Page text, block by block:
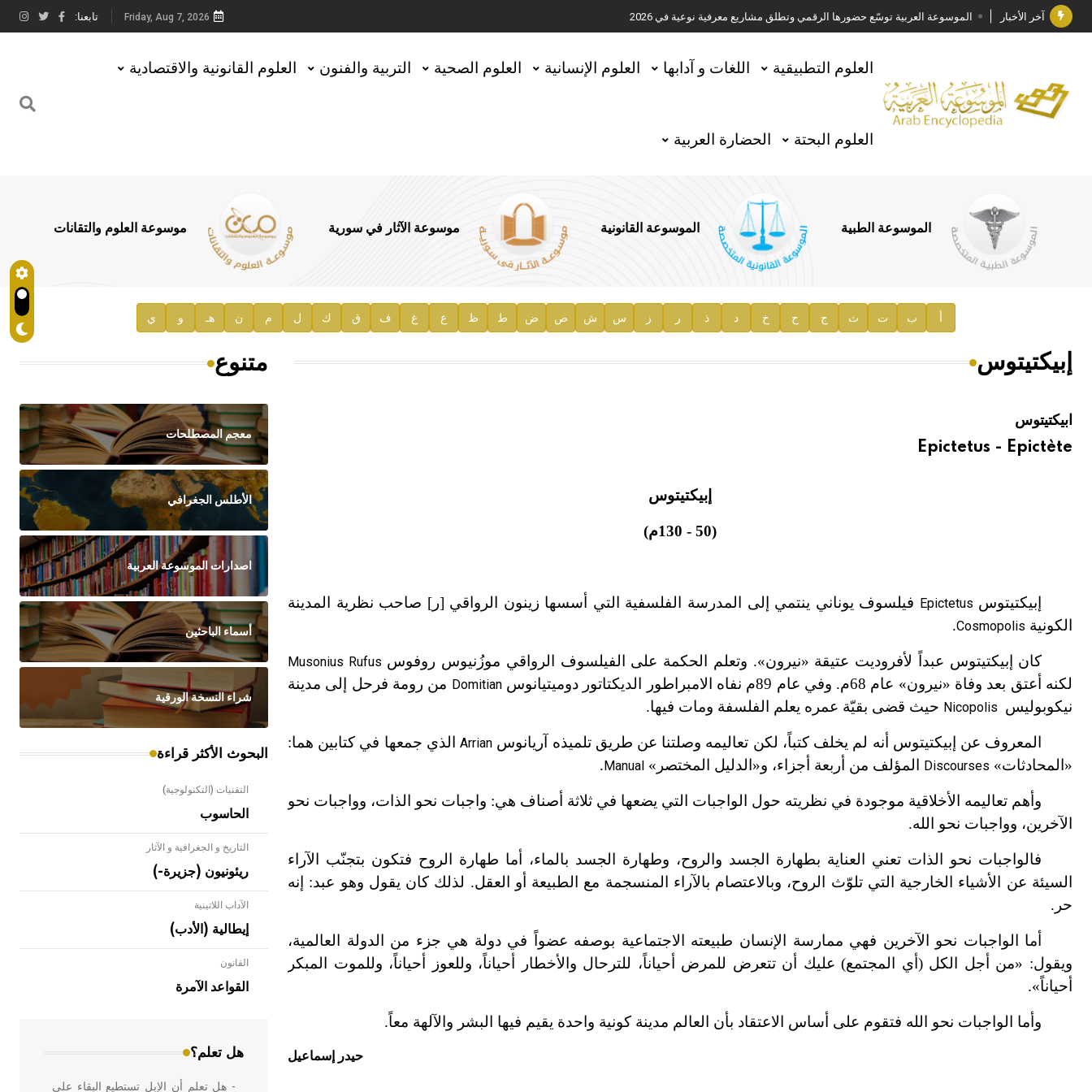
آخر الأخبار الموسوعة العربية توسّع حضورها الرقمي وتطلق مشاريع معرفية نوعية في 2026
جائزة مجمع الملك سلمان العالمي للغة العربية 2025
الأستاذ إياد خالد الطباع مدير عام لهيئة الموسوعة العربية
السيد محمد ياسين صالح وزيرا للثقافة
توصيات مجلس الإدارة
صدور المجلد السابع من موسوعة الآثار في سورية
إعلان..
Friday, Aug 7, 2026 تابعنا:
العلوم التطبيقية اللغات و آدابها العلوم الإنسانية العلوم الصحية التربية والفنون العلوم القانونية والاقتصادية
العلوم البحتة الحضارة العربية
الموسوعة الطبية الموسوعة القانونية موسوعة الآثار في سورية موسوعة العلوم والتقانات
أ ب ت ث ج ح خ د ذ ر ز س ش ص ض ط ظ ع غ ف ق ك ل م ن هـ و ي
إبيكتيتوس
ابيكتيتوس
Epictetus - Epictète
إبيكتيتوس
(50 - 130م)
إبيكتيتوس Epictetus فيلسوف يوناني ينتمي إلى المدرسة الفلسفية التي أسسها زينون الرواقي [ر] صاحب نظرية المدينة
الكونية Cosmopolis
.
كان إبيكتيتوس عبداً لأفروديت عتيقة «نيرون». وتعلم الحكمة على الفيلسوف الرواقي موزُنيوس روفوس Musonius Rufus
لكنه أعتق بعد وفاة «نيرون» عام 68م. وفي عام 89م نفاه الامبراطور الديكتاتور دوميتيانوس Domitian من رومة فرحل إلى مدينة
نيكوبوليس Nicopolis حيث قضى بقيّة عمره يعلم الفلسفة ومات فيها.
المعروف عن إبيكتيتوس أنه لم يخلف كتباً، لكن تعاليمه وصلتنا عن طريق تلميذه آريانوس Arrianالذي جمعها في كتابين هما:
«المحادثات» Discourses المؤلف من أربعة أجزاء، و« الدليل المختصر» Manual
.
وأهم تعاليمه الأخلاقية موجودة في نظريته حول الواجبات التي يضعها في ثلاثة أصناف هي: واجبات نحو الذات، وواجبات نحو
الآخرين، وواجبات نحو الله.
فالواجبات نحو الذات تعني العناية بطهارة الجسد والروح، وطهارة الجسد بالماء، أما طهارة الروح فتكون بتجنّب الآراء
السيئة عن الأشياء الخارجية التي تلوّث الروح، وبالاعتصام بالآراء المنسجمة مع الطبيعة أو العقل. لذلك كان يقول وهو عبد: إنه
حر.
أما الواجبات نحو الآخرين فهي ممارسة الإنسان طبيعته الاجتماعية بوصفه عضواً في دولة هي جزء من الدولة العالمية،
ويقول: «من أجل الكل (أي المجتمع) عليك أن تتعرض للمرض أحياناً، للترحال والأخطار أحياناً، وللعوز أحياناً، وللموت المبكر
أحياناً»
.
وأما الواجبات نحو الله فتقوم على أساس الاعتقاد بأن العالم مدينة كونية واحدة يقيم فيها البشر والآلهة معاً.
حيدر إسماعيل
متنوع
معجم المصطلحات
الأطلس الجغرافي
اصدارات الموسوعة العربية
أسماء الباحثين
شراء النسخة الورقية
البحوث الأكثر قراءة
التقنيات (التكنولوجية)
الحاسوب
التاريخ و الجغرافية و الآثار
ريئونيون (جزيرة-)
الآداب اللاتينية
إيطالية (الأدب)
القانون
القواعد الآمرة
هل تعلم؟
- هل تعلم أن الأبلق نوع من الفنون
الهندسية التي ارتبطت بالعمارة الإسلامية
في بلاد الشام ومصر خاصة، حيث يحرص
- هل تعلم أن الإبل تستطيع البقاء على